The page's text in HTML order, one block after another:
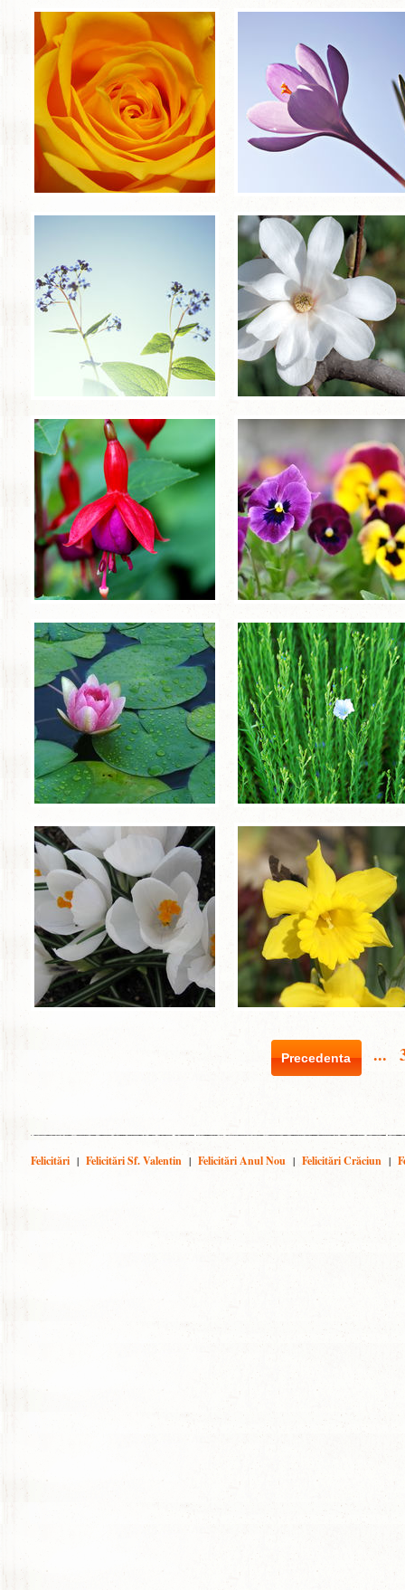
Precedenta ...
Felicitări | Felicitări Sf. Valentin | Felicitări Anul Nou | Felicitări Crăciun |